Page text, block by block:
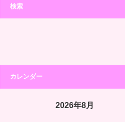
検索
カレンダー
2026年8月